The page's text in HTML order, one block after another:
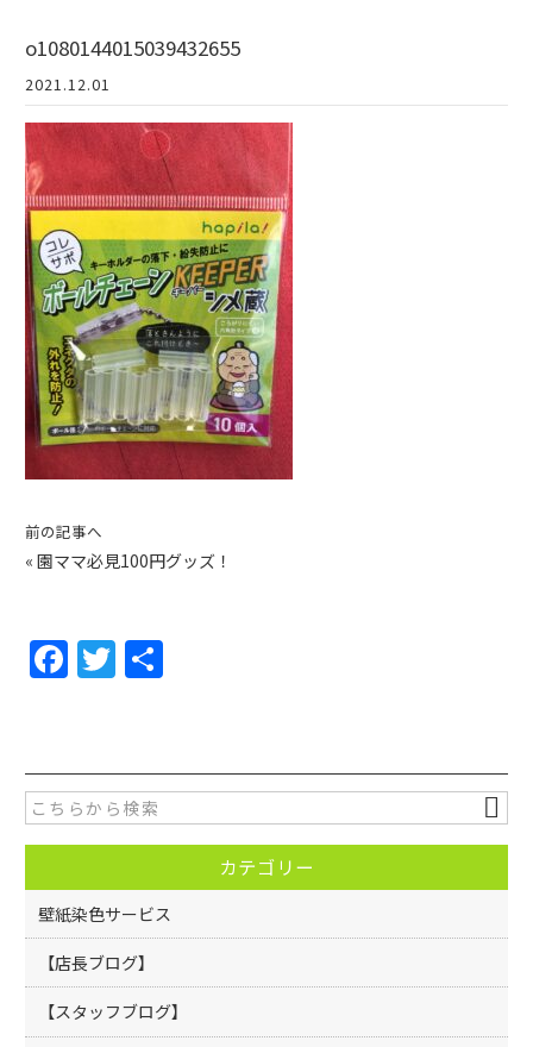
o1080144015039432655
2021.12.01
前の記事へ
« 園ママ必見100円グッズ！
F
a
e
b
o
o
k
T
w
er
カテゴリー
壁紙染色サービス
【店長ブログ】
【スタッフブログ】